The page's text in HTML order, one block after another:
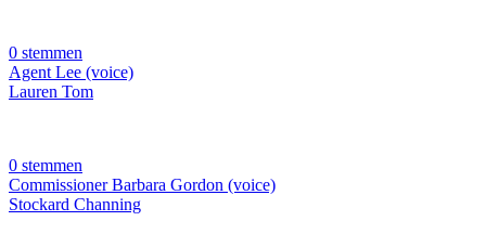
0 stemmen
Agent Lee (voice)
Lauren Tom
0 stemmen
Commissioner Barbara Gordon (voice)
Stockard Channing